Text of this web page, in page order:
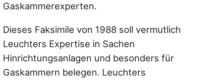
Gaskammerexperten.
Dieses Faksimile von 1988 soll vermutlich
Leuchters Expertise in Sachen
Hinrichtungsanlagen und besonders für
Gaskammern belegen. Leuchters